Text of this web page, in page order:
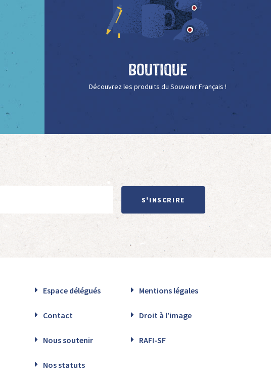
Boutique
Découvrez les produits du Souvenir Français !
S'INSCRIRE
Espace délégués Mentions légales
Contact Droit à l’image
Nous soutenir RAFI-SF
Nos statuts